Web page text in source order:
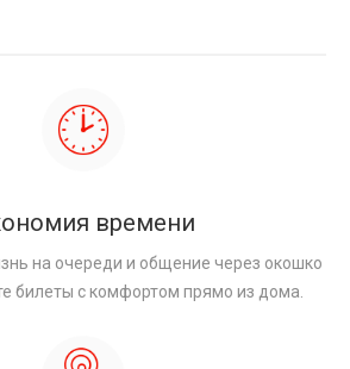
времени
на очереди и общение через окошко
билеты с комфортом прямо из дома.